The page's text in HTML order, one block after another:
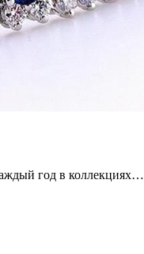
год в коллекциях…